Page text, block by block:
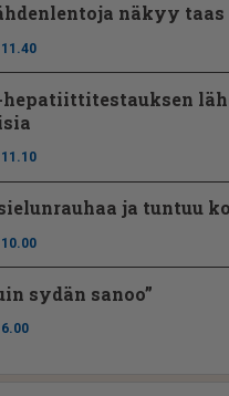
näkyy taas
hepatiit­ti­tes­tauksen
ja tuntuu
sydän sanoo”